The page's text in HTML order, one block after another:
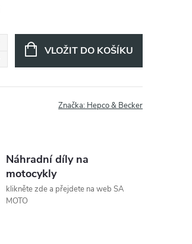
VLOŽIT DO KOŠÍKU
Značka: Hepco & Becker
Náhradní díly na
motocykly
klikněte zde a přejdete na web SA
MOTO